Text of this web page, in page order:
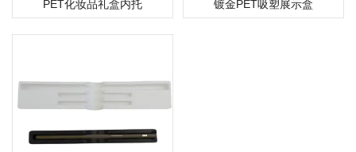
PET化妆品礼盒内托 镀金PET吸塑展示盒